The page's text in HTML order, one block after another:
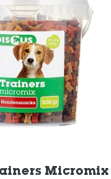
Micromix